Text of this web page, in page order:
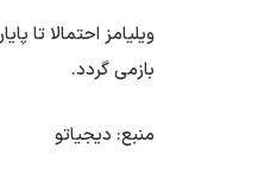
بازمی گردد.
منبع: دیجیاتو